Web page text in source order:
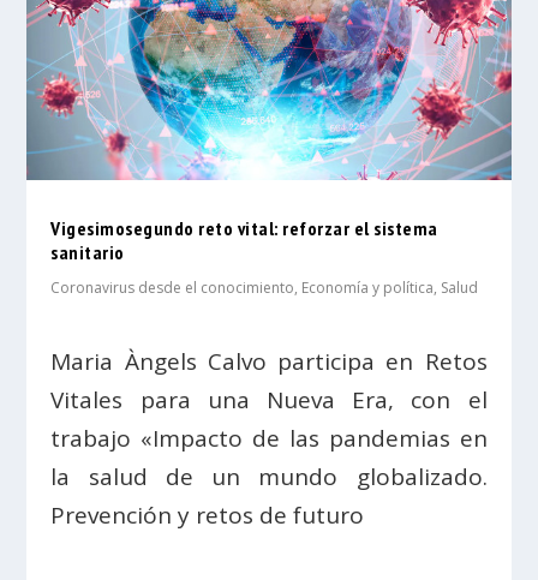
Vigesimosegundo reto vital: reforzar el sistema
sanitario
Coronavirus desde el conocimiento, Economía y política, Salud
Maria Àngels Calvo participa en Retos
Vitales para una Nueva Era, con el
trabajo «Impacto de las pandemias en
la salud de un mundo globalizado.
Prevención y retos de futuro